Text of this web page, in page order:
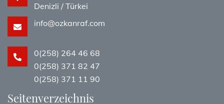
Denizli / Türkei
info@ozkanraf.com
0(258) 264 46 68
0(258) 371 82 47
0(258) 371 11 90
Seitenverzeichnis